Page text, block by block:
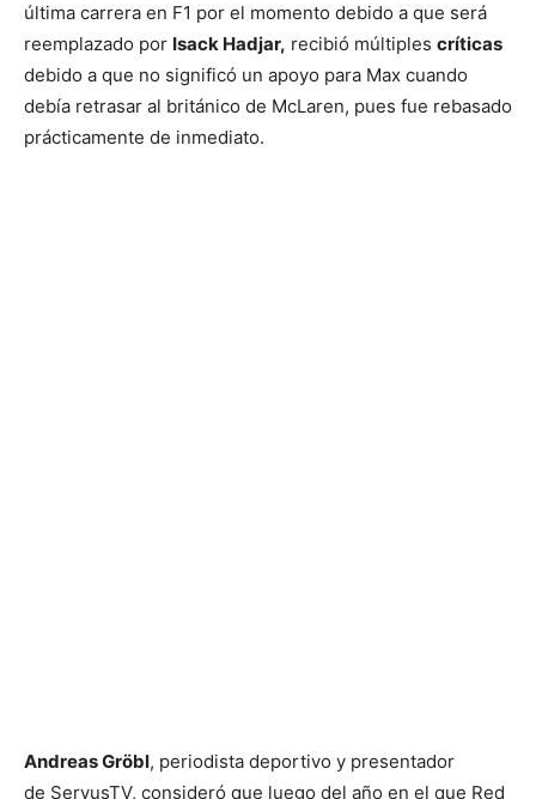
última carrera en F1 por el momento debido a que será
reemplazado por Isack Hadjar, recibió múltiples críticas
debido a que no significó un apoyo para Max cuando
debía retrasar al británico de McLaren, pues fue rebasado
prácticamente de inmediato.
Andreas Gröbl, periodista deportivo y presentador
de ServusTV, consideró que luego del año en el que Red